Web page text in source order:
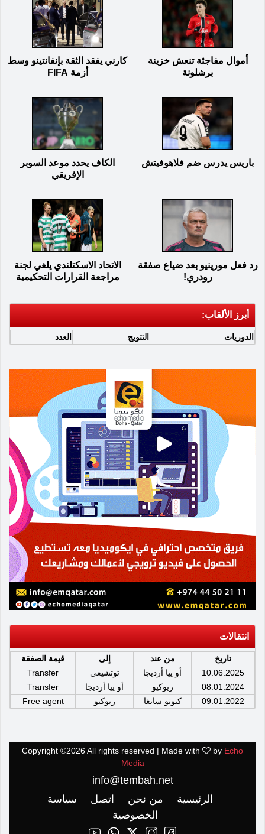
أموال مفاجئة تنعش خزينة
برشلونة
كارني يفقد الثقة بإنفانتينو وسط
أزمة FIFA
باريس يدرس ضم فلاهوفيتش
الكاف يحدد موعد السوبر
الإفريقي
رد فعل مورينيو بعد ضياع صفقة
رودري!
الاتحاد الاسكتلندي يلغي لجنة
مراجعة القرارات التحكيمية
أبرز الألقاب:
الدوريات التتويج العدد
انتقالات
تاريخ من عند إلى
قيمة الصفقة
10.06.2025
أو ييا أرديجا توتشيغي
Transfer
08.01.2024
ريوكيو أو ييا أرديجا
Transfer
09.01.2022
كيوتو سانغا ريوكيو Free agent
Copyright ©2026 All rights reserved | Made with by Echo
Media
info@tembah.net
الرئيسية
من نحن اتصل
سياسة
الخصوصية